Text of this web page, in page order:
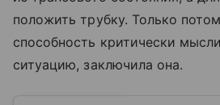
положить трубку. Только
способность критически
ситуацию, заключила она.